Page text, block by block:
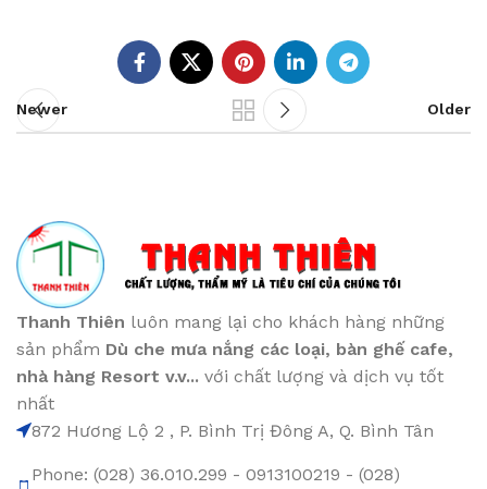
Newer Older
Thanh Thiên luôn mang lại cho khách hàng những
sản phẩm Dù che mưa nắng các loại, bàn ghế cafe,
nhà hàng Resort v.v... với chất lượng và dịch vụ tốt
nhất
872 Hương Lộ 2 , P. Bình Trị Đông A, Q. Bình Tân
Phone: (028) 36.010.299 - 0913100219 - (028)